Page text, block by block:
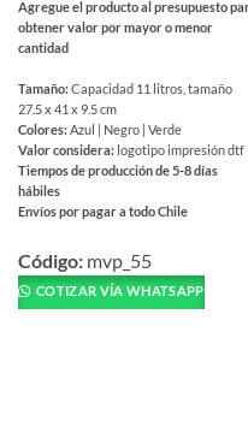
Agregue el producto al presupuesto
obtener valor por mayor o menor
cantidad
Tamaño:Capacidad 11 litros, tamaño
27.5 x 41 x 9.5 cm
Colores:Azul | Negro | Verde
Valor considera: logotipo impresión dtf
Tiempos de producción de 5-8 días
hábiles
Envíos por pagar a todo Chile
producto
tiene
múltiples
Código: mvp_55
COTIZAR VÍA WHATSAPP